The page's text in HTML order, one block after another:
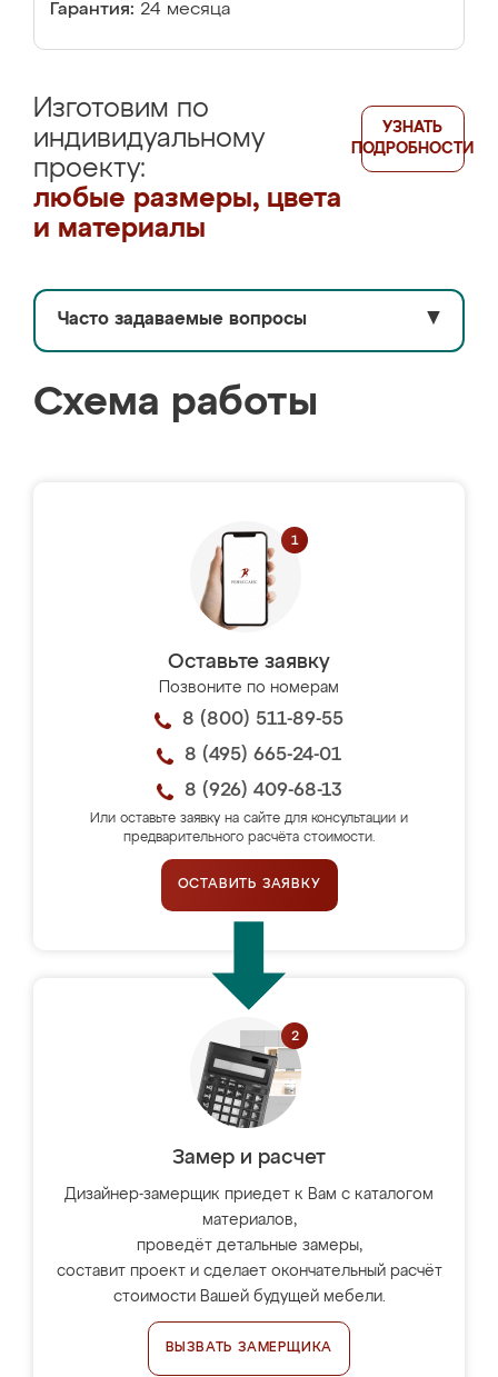
Гарантия: 24 месяца
Изготовим по
индивидуальному
проекту:
любые размеры, цвета
и материалы
УЗНАТЬ
ПОДРОБНОСТИ
Часто задаваемые вопросы ▼
Схема работы
Оставьте заявку
Позвоните по номерам
8 (800) 511-89-55
8 (495) 665-24-01
8 (926) 409-68-13
Или оставьте заявку на сайте для консультации и
предварительного расчёта стоимости.
ОСТАВИТЬ ЗАЯВКУ
Замер и расчет
Дизайнер-замерщик приедет к Вам с каталогом
материалов,
проведёт детальные замеры,
составит проект и сделает окончательный расчёт
стоимости Вашей будущей мебели.
ВЫЗВАТЬ ЗАМЕРЩИКА